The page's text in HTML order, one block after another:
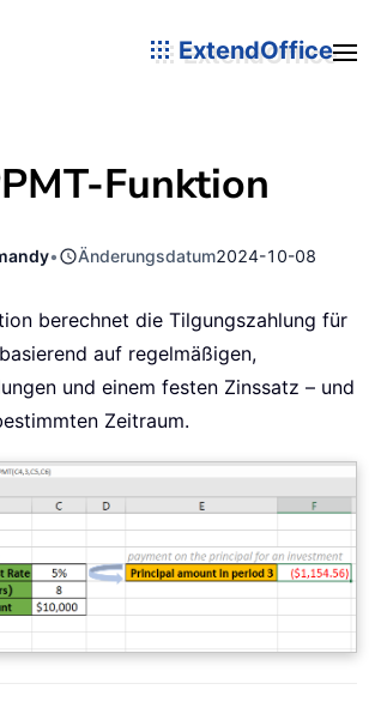
ExtendOffice
Funktion
• Änderungsdatum2024-10-08
berechnet die Tilgungszahlung für
auf regelmäßigen,
und einem festen Zinssatz – und
Zeitraum.